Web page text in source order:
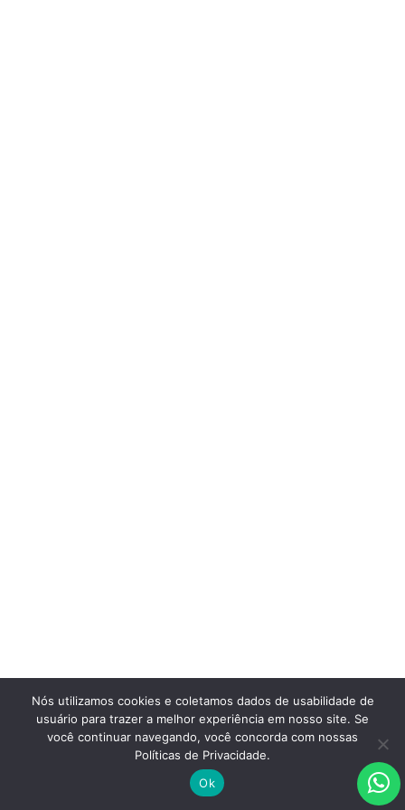
Nós utilizamos cookies e coletamos dados de usabilidade de
usuário para trazer a melhor experiência em nosso site. Se
você continuar navegando, você concorda com nossas
Políticas de Privacidade.
Ok